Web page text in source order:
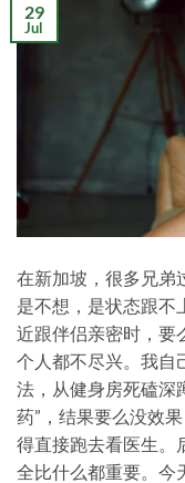
29
Jul
在新加坡，很多兄
是不想，是状态跟不
近跟伴侣亲密时，要
个人都不尽兴。我自
法，从健身房死磕深
药”，结果要么没效
得直接跑去看医生。
全比什么都重要。今